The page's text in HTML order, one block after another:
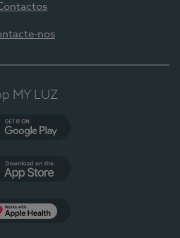
nos
MY LUZ